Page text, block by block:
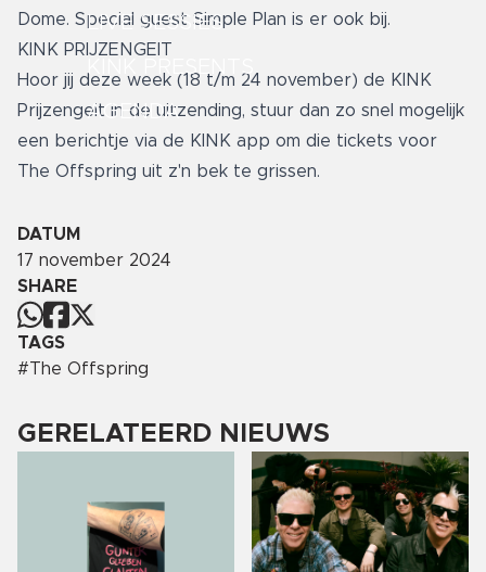
LIVE SESSIES
KINK PRESENTS
AGENDA
Dome. Special guest Simple Plan is er ook bij.
KINK PRIJZENGEIT
Hoor jij deze week (18 t/m 24 november) de KINK
Prijzengeit in de uitzending, stuur dan zo snel mogelijk
een berichtje via de KINK app om die tickets voor
The Offspring uit z'n bek te grissen.
DATUM
17 november 2024
SHARE
TAGS
#The Offspring
GERELATEERD NIEUWS